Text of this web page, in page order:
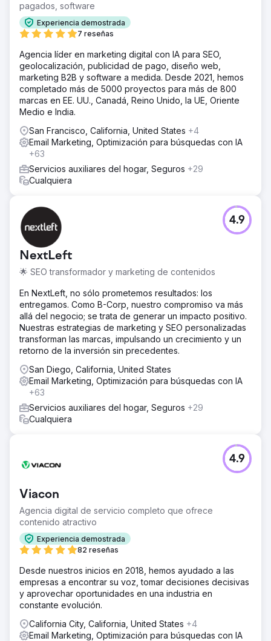
pagados, software
Experiencia demostrada
7 reseñas
Agencia líder en marketing digital con IA para SEO,
geolocalización, publicidad de pago, diseño web,
marketing B2B y software a medida. Desde 2021, hemos
completado más de 5000 proyectos para más de 800
marcas en EE. UU., Canadá, Reino Unido, la UE, Oriente
Medio e India.
San Francisco, California, United States +4
Email Marketing, Optimización para búsquedas con IA
+63
Servicios auxiliares del hogar, Seguros +29
Cualquiera
NextLeft
🌟 SEO transformador y marketing de contenidos
4.9
En NextLeft, no sólo prometemos resultados: los
entregamos. Como B-Corp, nuestro compromiso va más
allá del negocio; se trata de generar un impacto positivo.
Nuestras estrategias de marketing y SEO personalizadas
transforman las marcas, impulsando un crecimiento y un
retorno de la inversión sin precedentes.
San Diego, California, United States
Email Marketing, Optimización para búsquedas con IA
+63
Servicios auxiliares del hogar, Seguros +29
Cualquiera
Viacon
Agencia digital de servicio completo que ofrece
contenido atractivo
Experiencia demostrada
82 reseñas
4.9
Desde nuestros inicios en 2018, hemos ayudado a las
empresas a encontrar su voz, tomar decisiones decisivas
y aprovechar oportunidades en una industria en
constante evolución.
California City, California, United States +4
Email Marketing, Optimización para búsquedas con IA